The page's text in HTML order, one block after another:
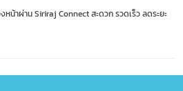
หน้าผ่าน Siriraj Connect สะดวก รวดเร็ว ลดระยะ